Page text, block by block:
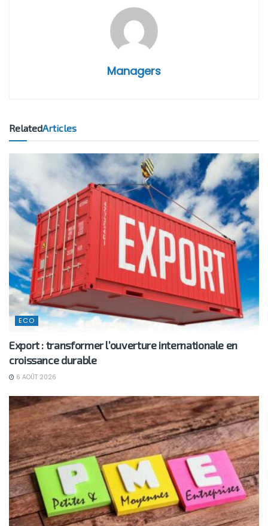
Managers
RelatedArticles
ECO
Export : transformer l’ouverture internationale en
croissance durable
6 AOÛT 2026